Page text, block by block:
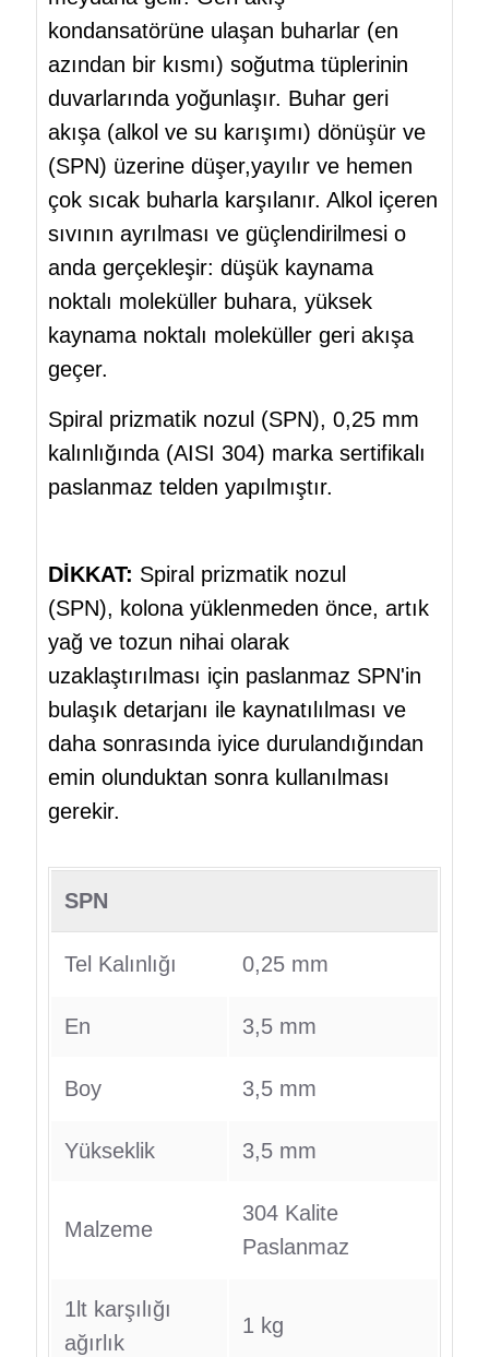
kondansatörüne ulaşan buharlar (en
azından bir kısmı) soğutma tüplerinin
duvarlarında yoğunlaşır. Buhar geri
akışa (alkol ve su karışımı) dönüşür ve
(SPN) üzerine düşer,yayılır ve hemen
çok sıcak buharla karşılanır. Alkol içeren
sıvının ayrılması ve güçlendirilmesi o
anda gerçekleşir: düşük kaynama
noktalı moleküller buhara, yüksek
kaynama noktalı moleküller geri akışa
geçer.
Spiral prizmatik nozul (SPN), 0,25 mm
kalınlığında (AISI 304) marka sertifikalı
paslanmaz telden yapılmıştır.
DİKKAT: Spiral prizmatik nozul
(SPN), kolona yüklenmeden önce, artık
yağ ve tozun nihai olarak
uzaklaştırılması için paslanmaz SPN'in
bulaşık detarjanı ile kaynatılılması ve
daha sonrasında iyice durulandığından
emin olunduktan sonra kullanılması
gerekir.
SPN
Tel Kalınlığı 0,25 mm
En 3,5 mm
Boy 3,5 mm
Yükseklik 3,5 mm
Malzeme
304 Kalite
Paslanmaz
1lt karşılığı
ağırlık
1 kg